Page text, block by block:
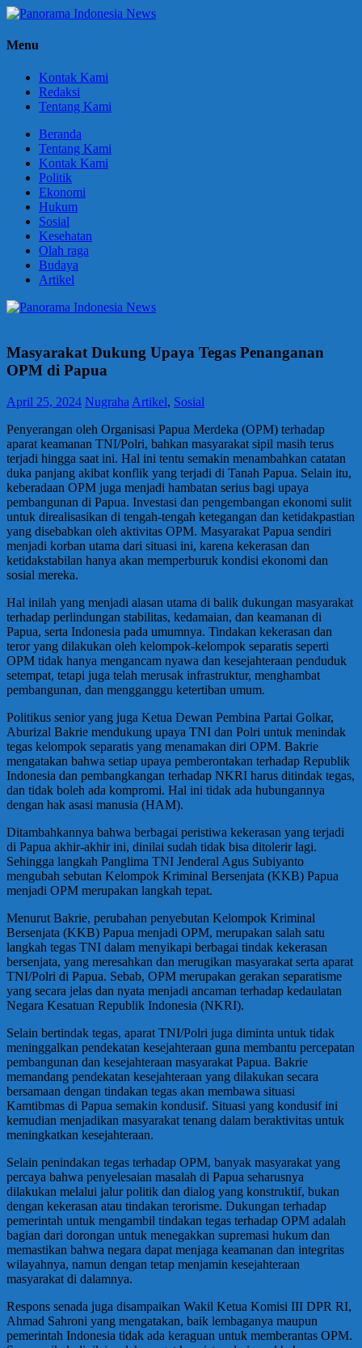
Skip
content
Panorama
Berani
Menu
Kontak Kami
Redaksi
Tentang Kami
Beranda
Tentang Kami
Kontak Kami
Politik
Ekonomi
Hukum
Sosial
Kesehatan
Olah raga
Budaya
Artikel
Masyarakat Dukung Upaya Tegas Penanganan
OPM di Papua
April 25, 2024 Nugraha Artikel, Sosial
Penyerangan oleh Organisasi Papua Merdeka (OPM) terhadap
aparat keamanan TNI/Polri, bahkan masyarakat sipil masih terus
terjadi hingga saat ini. Hal ini tentu semakin menambahkan catatan
duka panjang akibat konflik yang terjadi di Tanah Papua. Selain itu,
keberadaan OPM juga menjadi hambatan serius bagi upaya
pembangunan di Papua. Investasi dan pengembangan ekonomi sulit
untuk direalisasikan di tengah-tengah ketegangan dan ketidakpastian
yang disebabkan oleh aktivitas OPM. Masyarakat Papua sendiri
menjadi korban utama dari situasi ini, karena kekerasan dan
ketidakstabilan hanya akan memperburuk kondisi ekonomi dan
sosial mereka.
Hal inilah yang menjadi alasan utama di balik dukungan masyarakat
terhadap perlindungan stabilitas, kedamaian, dan keamanan di
Papua, serta Indonesia pada umumnya. Tindakan kekerasan dan
teror yang dilakukan oleh kelompok-kelompok separatis seperti
OPM tidak hanya mengancam nyawa dan kesejahteraan penduduk
setempat, tetapi juga telah merusak infrastruktur, menghambat
pembangunan, dan mengganggu ketertiban umum.
Politikus senior yang juga Ketua Dewan Pembina Partai Golkar,
Aburizal Bakrie mendukung upaya TNI dan Polri untuk menindak
tegas kelompok separatis yang menamakan diri OPM. Bakrie
mengatakan bahwa setiap upaya pemberontakan terhadap Republik
Indonesia dan pembangkangan terhadap NKRI harus ditindak tegas,
dan tidak boleh ada kompromi. Hal ini tidak ada hubungannya
dengan hak asasi manusia (HAM).
Ditambahkannya bahwa berbagai peristiwa kekerasan yang terjadi
di Papua akhir-akhir ini, dinilai sudah tidak bisa ditolerir lagi.
Sehingga langkah Panglima TNI Jenderal Agus Subiyanto
mengubah sebutan Kelompok Kriminal Bersenjata (KKB) Papua
menjadi OPM merupakan langkah tepat.
Menurut Bakrie, perubahan penyebutan Kelompok Kriminal
Bersenjata (KKB) Papua menjadi OPM, merupakan salah satu
langkah tegas TNI dalam menyikapi berbagai tindak kekerasan
bersenjata, yang meresahkan dan merugikan masyarakat serta aparat
TNI/Polri di Papua. Sebab, OPM merupakan gerakan separatisme
yang secara jelas dan nyata menjadi ancaman terhadap kedaulatan
Negara Kesatuan Republik Indonesia (NKRI).
Selain bertindak tegas, aparat TNI/Polri juga diminta untuk tidak
meninggalkan pendekatan kesejahteraan guna membantu percepatan
pembangunan dan kesejahteraan masyarakat Papua. Bakrie
memandang pendekatan kesejahteraan yang dilakukan secara
bersamaan dengan tindakan tegas akan membawa situasi
Kamtibmas di Papua semakin kondusif. Situasi yang kondusif ini
kemudian menjadikan masyarakat tenang dalam beraktivitas untuk
meningkatkan kesejahteraan.
Selain penindakan tegas terhadap OPM, banyak masyarakat yang
percaya bahwa penyelesaian masalah di Papua seharusnya
dilakukan melalui jalur politik dan dialog yang konstruktif, bukan
dengan kekerasan atau tindakan terorisme. Dukungan terhadap
pemerintah untuk mengambil tindakan tegas terhadap OPM adalah
bagian dari dorongan untuk menegakkan supremasi hukum dan
memastikan bahwa negara dapat menjaga keamanan dan integritas
wilayahnya, namun dengan tetap menjamin kesejahteraan
masyarakat di dalamnya.
Respons senada juga disampaikan Wakil Ketua Komisi III DPR RI,
Ahmad Sahroni yang mengatakan, baik lembaganya maupun
pemerintah Indonesia tidak ada keraguan untuk memberantas OPM.